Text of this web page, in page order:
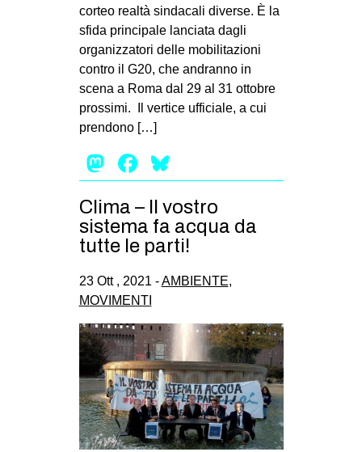
corteo realtà sindacali diverse. È la
sfida principale lanciata dagli
organizzatori delle mobilitazioni
contro il G20, che andranno in
scena a Roma dal 29 al 31 ottobre
prossimi. Il vertice ufficiale, a cui
prendono […]
Mastodon
Facebook
Clima – Il vostro
sistema fa acqua da
tutte le parti!
23 Ott , 2021 -AMBIENTE,
MOVIMENTI